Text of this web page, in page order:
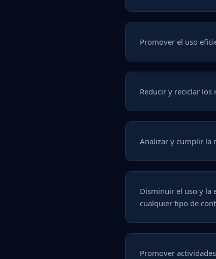
Promover el uso
Reducir y reciclar los
Analizar y cumplir la
Disminuir el uso y la
cualquier tipo de
Promover